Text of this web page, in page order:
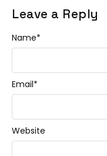
Leave a Reply
Name*
Email*
Website